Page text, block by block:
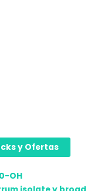
y Ofertas